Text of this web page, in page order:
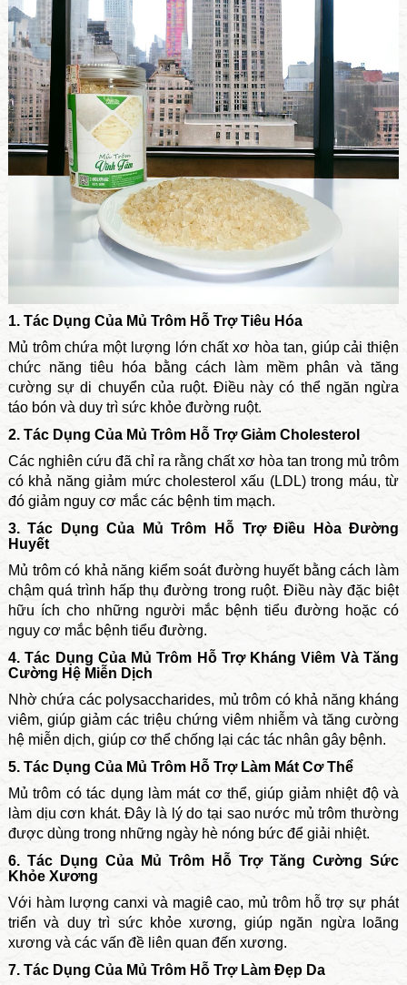
1. Tác Dụng Của Mủ Trôm Hỗ Trợ Tiêu Hóa
Mủ trôm chứa một lượng lớn chất xơ hòa tan, giúp cải thiện
chức năng tiêu hóa bằng cách làm mềm phân và tăng
cường sự di chuyển của ruột. Điều này có thể ngăn ngừa
táo bón và duy trì sức khỏe đường ruột.
2. Tác Dụng Của Mủ Trôm Hỗ Trợ Giảm Cholesterol
Các nghiên cứu đã chỉ ra rằng chất xơ hòa tan trong mủ trôm
có khả năng giảm mức cholesterol xấu (LDL) trong máu, từ
đó giảm nguy cơ mắc các bệnh tim mạch.
3. Tác Dụng Của Mủ Trôm Hỗ Trợ Điều Hòa Đường
Huyết
Mủ trôm có khả năng kiểm soát đường huyết bằng cách làm
chậm quá trình hấp thụ đường trong ruột. Điều này đặc biệt
hữu ích cho những người mắc bệnh tiểu đường hoặc có
nguy cơ mắc bệnh tiểu đường.
4. Tác Dụng Của Mủ Trôm Hỗ Trợ Kháng Viêm Và Tăng
Cường Hệ Miễn Dịch
Nhờ chứa các polysaccharides, mủ trôm có khả năng kháng
viêm, giúp giảm các triệu chứng viêm nhiễm và tăng cường
hệ miễn dịch, giúp cơ thể chống lại các tác nhân gây bệnh.
5. Tác Dụng Của Mủ Trôm Hỗ Trợ Làm Mát Cơ Thể
Mủ trôm có tác dụng làm mát cơ thể, giúp giảm nhiệt độ và
làm dịu cơn khát. Đây là lý do tại sao nước mủ trôm thường
được dùng trong những ngày hè nóng bức để giải nhiệt.
6. Tác Dụng Của Mủ Trôm Hỗ Trợ Tăng Cường Sức
Khỏe Xương
Với hàm lượng canxi và magiê cao, mủ trôm hỗ trợ sự phát
triển và duy trì sức khỏe xương, giúp ngăn ngừa loãng
xương và các vấn đề liên quan đến xương.
7. Tác Dụng Của Mủ Trôm Hỗ Trợ Làm Đẹp Da